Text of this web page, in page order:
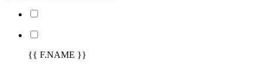
{{ F.NAME }}